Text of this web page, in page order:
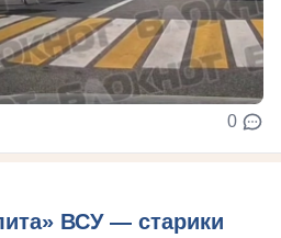
0
ВСУ — старики